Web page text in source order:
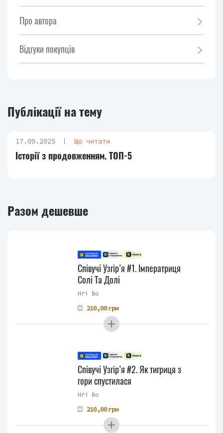
Про автора
Відгуки покупців
Публікації на тему
17.09.2025 Що читати
Історії з продовженням. ТОП-5
Разом дешевше
Співучі Узгір’я #1. Імператриця
Солі Та Долі
Нґі Во
210,00 грн
Співучі Узгір’я #2. Як тигриця з
гори спустилася
Нґі Во
210,00 грн